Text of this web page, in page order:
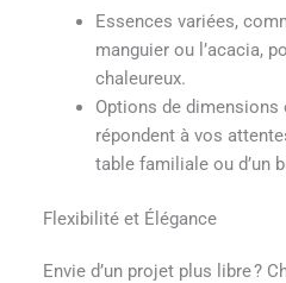
Essences variées,
manguier ou l’acacia,
chaleureux.
Options de
répondent à vos
table familiale ou d’un
Flexibilité et Élégance
Envie d’un projet plus libre ?